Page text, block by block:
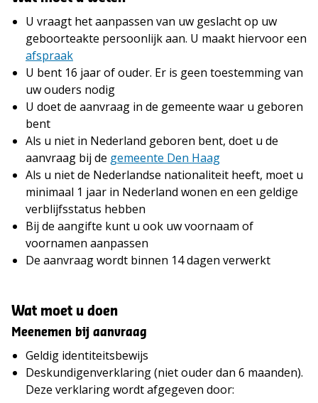
U vraagt het aanpassen van uw geslacht op uw
geboorteakte persoonlijk aan. U maakt hiervoor een
afspraak
U bent 16 jaar of ouder. Er is geen toestemming van
uw ouders nodig
U doet de aanvraag in de gemeente waar u geboren
bent
Als u niet in Nederland geboren bent, doet u de
aanvraag bij de gemeente Den Haag
Als u niet de Nederlandse nationaliteit heeft, moet u
minimaal 1 jaar in Nederland wonen en een geldige
verblijfsstatus hebben
Bij de aangifte kunt u ook uw voornaam of
voornamen aanpassen
De aanvraag wordt binnen 14 dagen verwerkt
Wat moet u doen
Meenemen bij aanvraag
Geldig identiteitsbewijs
Deskundigenverklaring (niet ouder dan 6 maanden).
Deze verklaring wordt afgegeven door: